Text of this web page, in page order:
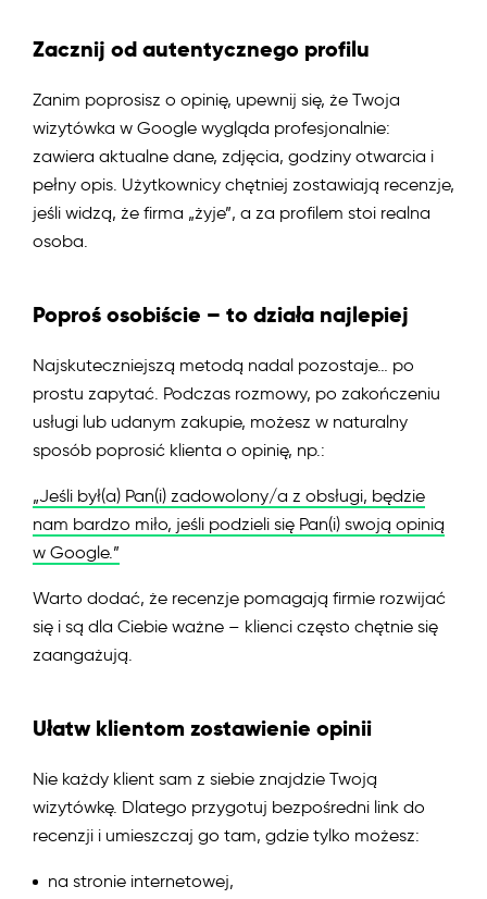
Zacznij od autentycznego profilu
Zanim poprosisz o opinię, upewnij się, że Twoja
wizytówka w Google wygląda profesjonalnie:
zawiera aktualne dane, zdjęcia, godziny otwarcia i
pełny opis. Użytkownicy chętniej zostawiają recenzje,
jeśli widzą, że firma „żyje”, a za profilem stoi realna
osoba.
Poproś osobiście – to działa najlepiej
Najskuteczniejszą metodą nadal pozostaje… po
prostu zapytać. Podczas rozmowy, po zakończeniu
usługi lub udanym zakupie, możesz w naturalny
sposób poprosić klienta o opinię, np.:
„Jeśli był(a) Pan(i) zadowolony/a z obsługi, będzie
nam bardzo miło, jeśli podzieli się Pan(i) swoją opinią
w Google.”
Warto dodać, że recenzje pomagają firmie rozwijać
się i są dla Ciebie ważne – klienci często chętnie się
zaangażują.
Ułatw klientom zostawienie opinii
Nie każdy klient sam z siebie znajdzie Twoją
wizytówkę. Dlatego przygotuj bezpośredni link do
recenzji i umieszczaj go tam, gdzie tylko możesz:
na stronie internetowej,